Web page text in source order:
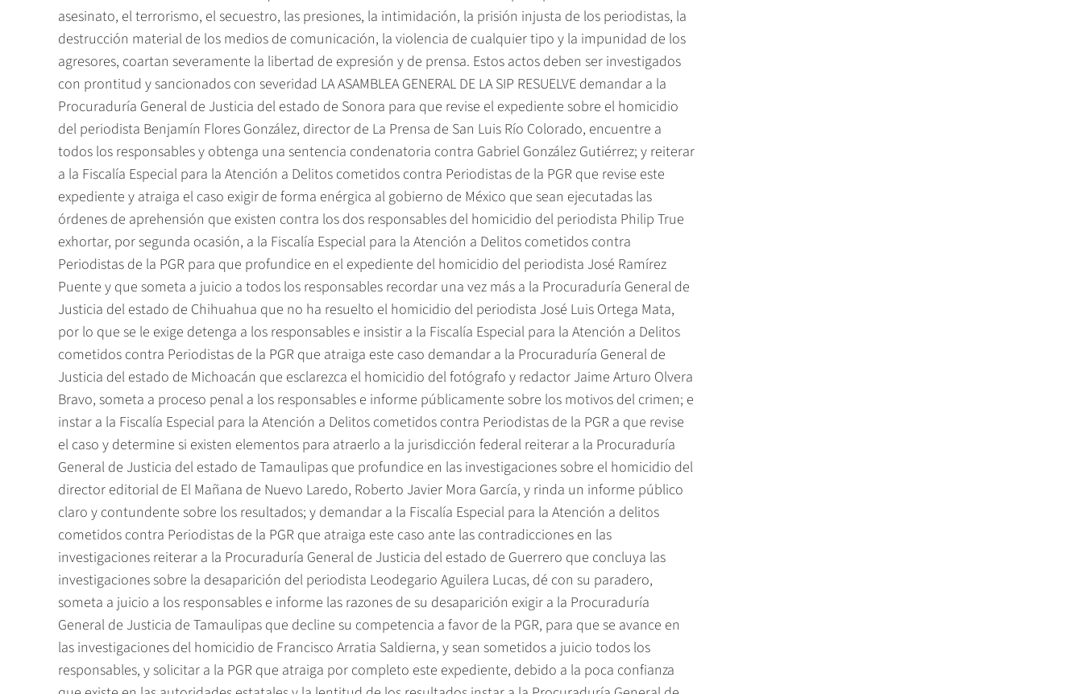
asesinato, el terrorismo, el secuestro, las presiones, la intimidación, la prisión injusta de los periodistas, la
destrucción material de los medios de comunicación, la violencia de cualquier tipo y la impunidad de los
agresores, coartan severamente la libertad de expresión y de prensa. Estos actos deben ser investigados
con prontitud y sancionados con severidad LA ASAMBLEA GENERAL DE LA SIP RESUELVE demandar a la
Procuraduría General de Justicia del estado de Sonora para que revise el expediente sobre el homicidio
del periodista Benjamín Flores González, director de La Prensa de San Luis Río Colorado, encuentre a
todos los responsables y obtenga una sentencia condenatoria contra Gabriel González Gutiérrez; y reiterar
a la Fiscalía Especial para la Atención a Delitos cometidos contra Periodistas de la PGR que revise este
expediente y atraiga el caso exigir de forma enérgica al gobierno de México que sean ejecutadas las
órdenes de aprehensión que existen contra los dos responsables del homicidio del periodista Philip True
exhortar, por segunda ocasión, a la Fiscalía Especial para la Atención a Delitos cometidos contra
Periodistas de la PGR para que profundice en el expediente del homicidio del periodista José Ramírez
Puente y que someta a juicio a todos los responsables recordar una vez más a la Procuraduría General de
Justicia del estado de Chihuahua que no ha resuelto el homicidio del periodista José Luis Ortega Mata,
por lo que se le exige detenga a los responsables e insistir a la Fiscalía Especial para la Atención a Delitos
cometidos contra Periodistas de la PGR que atraiga este caso demandar a la Procuraduría General de
Justicia del estado de Michoacán que esclarezca el homicidio del fotógrafo y redactor Jaime Arturo Olvera
Bravo, someta a proceso penal a los responsables e informe públicamente sobre los motivos del crimen; e
instar a la Fiscalía Especial para la Atención a Delitos cometidos contra Periodistas de la PGR a que revise
el caso y determine si existen elementos para atraerlo a la jurisdicción federal reiterar a la Procuraduría
General de Justicia del estado de Tamaulipas que profundice en las investigaciones sobre el homicidio del
director editorial de El Mañana de Nuevo Laredo, Roberto Javier Mora García, y rinda un informe público
claro y contundente sobre los resultados; y demandar a la Fiscalía Especial para la Atención a delitos
cometidos contra Periodistas de la PGR que atraiga este caso ante las contradicciones en las
investigaciones reiterar a la Procuraduría General de Justicia del estado de Guerrero que concluya las
investigaciones sobre la desaparición del periodista Leodegario Aguilera Lucas, dé con su paradero,
someta a juicio a los responsables e informe las razones de su desaparición exigir a la Procuraduría
General de Justicia de Tamaulipas que decline su competencia a favor de la PGR, para que se avance en
las investigaciones del homicidio de Francisco Arratia Saldierna, y sean sometidos a juicio todos los
responsables, y solicitar a la PGR que atraiga por completo este expediente, debido a la poca confianza